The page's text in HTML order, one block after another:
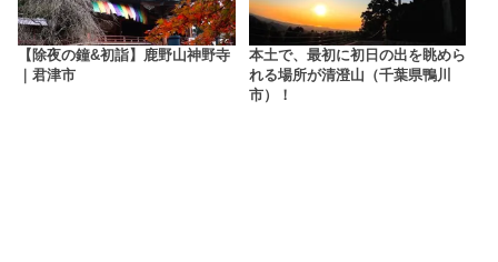
【除夜の鐘&初詣】鹿野山神野寺
｜君津市
本土で、最初に初日の出を眺めら
れる場所が清澄山（千葉県鴨川
市）！